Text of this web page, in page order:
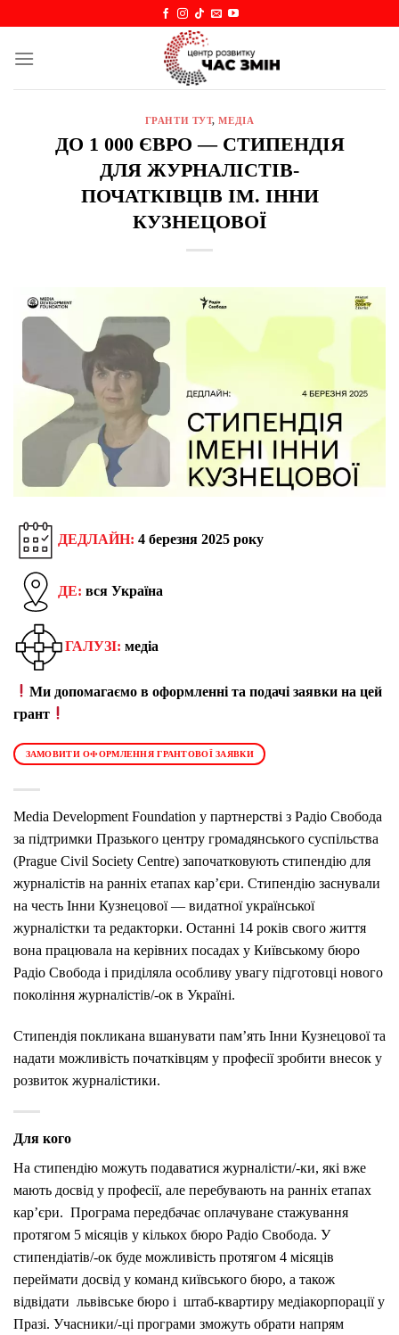
content
ГРАНТИ ТУТ,МЕДІА
ДО 1 000 ЄВРО — СТИПЕНДІЯ
ДЛЯ ЖУРНАЛІСТІВ-
ПОЧАТКІВЦІВ ІМ. ІННИ
КУЗНЕЦОВОЇ
ДЕДЛАЙН: 4 березня 2025 року
ДЕ: вся Україна
ГАЛУЗІ: медіа
Ми допомагаємо в оформленні та подачі заявки на цей
грант
ЗАМОВИТИ ОФОРМЛЕННЯ ГРАНТОВОЇ ЗАЯВКИ
Media Development Foundation у партнерстві з Радіо Свобода
за підтримки Празького центру громадянського суспільства
(Prague Civil Society Centre) започатковують стипендію для
журналістів на ранніх етапах кар’єри. Стипендію заснували
на честь Інни Кузнецової — видатної української
журналістки та редакторки. Останні 14 років свого життя
вона працювала на керівних посадах у Київському бюро
Радіо Свобода і приділяла особливу увагу підготовці нового
покоління журналістів/-ок в Україні.
Стипендія покликана вшанувати пам’ять Інни Кузнецової та
надати можливість початківцям у професії зробити внесок у
розвиток журналістики.
Для кого
На стипендію можуть подаватися журналісти/-ки, які вже
мають досвід у професії, але перебувають на ранніх етапах
кар’єри. Програма передбачає оплачуване стажування
протягом 5 місяців у кількох бюро Радіо Свобода. У
стипендіатів/-ок буде можливість протягом 4 місяців
переймати досвід у команд київського бюро, а також
відвідати львівське бюро і штаб-квартиру медіакорпорації у
Празі. Учасники/-ці програми зможуть обрати напрям